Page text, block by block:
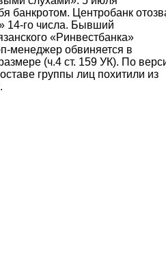
банкротом. Центробанк
14-го числа. Бывший
«Ринвестбанка»
менеджер обвиняется в
(ч.4 ст. 159 УК). По
группы лиц похитили из